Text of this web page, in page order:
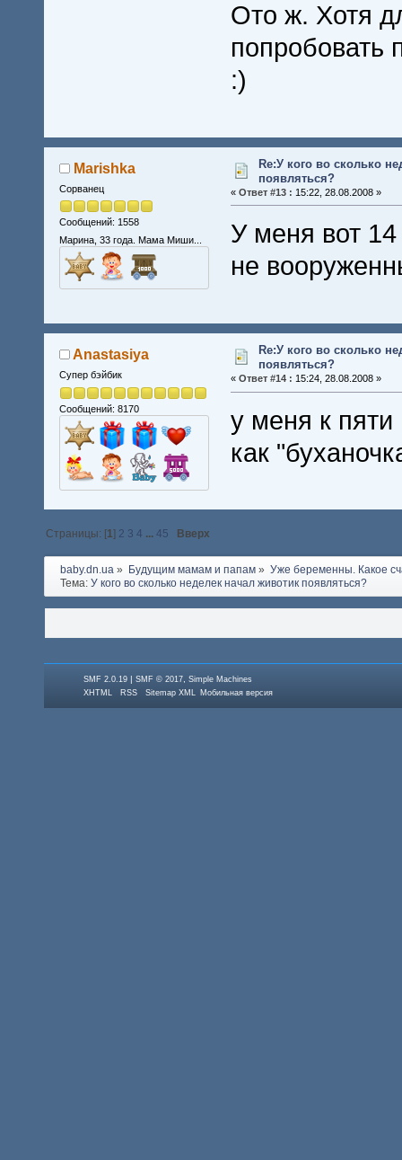
Ото ж. Хотя
попробовать
:)
Marishka
Сорванец
Сообщений: 1558
Марина, 33 года. Мама Миши...
Re:У кого во сколько
появляться?
« Ответ #13 : 15:22, 28.08.2008 »
У меня вот
не
Anastasiya
Супер бэйбик
Сообщений: 8170
Re:У кого во сколько
появляться?
« Ответ #14 : 15:24, 28.08.2008 »
у меня к
как
Страницы: [1] 2 3 4 ... 45 Вверх
baby.dn.ua» Будущим мамам и папам» Уже беременны. Какое
Тема: У кого во сколько неделек начал животик появляться?
SMF 2.0.19 |SMF © 2017 ,Simple Machines
XHTML
RSS Sitemap XML Мобильная версия